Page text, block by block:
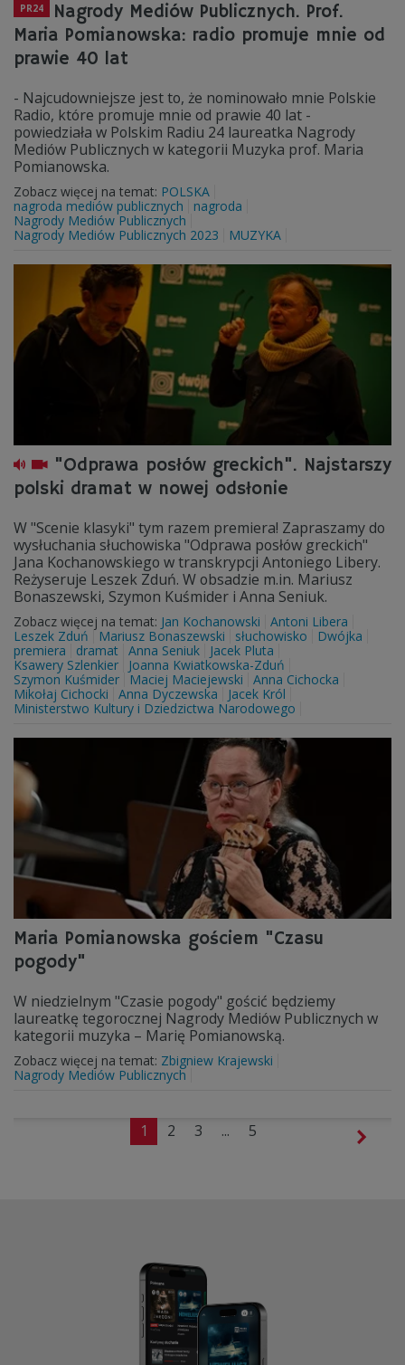
PR24
Nagrody Mediów Publicznych. Prof.
Maria Pomianowska: radio promuje mnie od
prawie 40 lat
- Najcudowniejsze jest to, że nominowało mnie Polskie
Radio, które promuje mnie od prawie 40 lat -
powiedziała w Polskim Radiu 24 laureatka Nagrody
Mediów Publicznych w kategorii Muzyka prof. Maria
Pomianowska.
Zobacz więcej na temat: POLSKA
nagroda mediów publicznych
nagroda
Nagrody Mediów Publicznych
Nagrody Mediów Publicznych 2023
MUZYKA
"Odprawa posłów greckich". Najstarszy
polski dramat w nowej odsłonie
W "Scenie klasyki" tym razem premiera! Zapraszamy do
wysłuchania słuchowiska "Odprawa posłów greckich"
Jana Kochanowskiego w transkrypcji Antoniego Libery.
Reżyseruje Leszek Zduń. W obsadzie m.in. Mariusz
Bonaszewski, Szymon Kuśmider i Anna Seniuk.
Zobacz więcej na temat: Jan Kochanowski
Antoni Libera
Leszek Zduń
Mariusz Bonaszewski słuchowisko
Dwójka
premiera
dramat Anna Seniuk
Jacek Pluta
Ksawery Szlenkier
Joanna Kwiatkowska-Zduń
Szymon Kuśmider
Maciej Maciejewski
Anna Cichocka
Mikołaj Cichocki
Anna Dyczewska
Jacek Król
Ministerstwo Kultury i Dziedzictwa Narodowego
Maria Pomianowska gościem "Czasu
pogody"
W niedzielnym "Czasie pogody" gościć będziemy
laureatkę tegorocznej Nagrody Mediów Publicznych w
kategorii muzyka – Marię Pomianowską.
Zobacz więcej na temat: Zbigniew Krajewski
Nagrody Mediów Publicznych
1 2 3 ... 5